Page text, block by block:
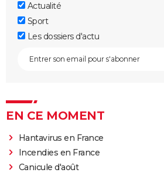
Actualité
Sport
Les dossiers d'actu
EN CE MOMENT
Hantavirus en France
Incendies en France
Canicule d'août